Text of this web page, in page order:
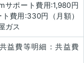
サポート費用:1,980円
費用:330円（月額）
ガス
益費等明細：共益費